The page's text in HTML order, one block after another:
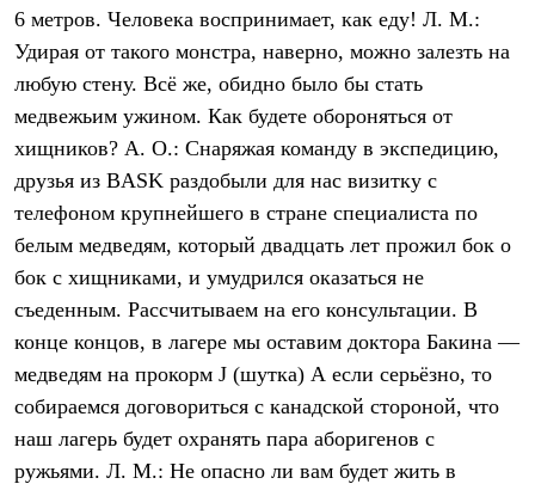
6 метров. Человека воспринимает, как еду! Л. М.:
Удирая от такого монстра, наверно, можно залезть на
любую стену. Всё же, обидно было бы стать
медвежьим ужином. Как будете обороняться от
хищников? А. О.: Снаряжая команду в экспедицию,
друзья из BASK раздобыли для нас визитку с
телефоном крупнейшего в стране специалиста по
белым медведям, который двадцать лет прожил бок о
бок с хищниками, и умудрился оказаться не
съеденным. Рассчитываем на его консультации. В
конце концов, в лагере мы оставим доктора Бакина —
медведям на прокорм J (шутка) А если серьёзно, то
собираемся договориться с канадской стороной, что
наш лагерь будет охранять пара аборигенов с
ружьями. Л. М.: Не опасно ли вам будет жить в